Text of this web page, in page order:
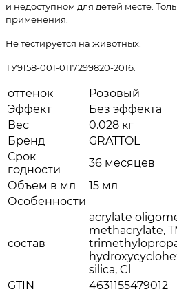
и недоступном для детей месте.
применения.
Не тестируется на животных.
ТУ9158-001-0117299820-2016.
оттенок
Розовый
Эффект
Без эффекта
Вес
0.028 кг
Бренд
GRATTOL
Срок
годности
36 месяцев
Объем в мл
15 мл
Особенности
состав
acrylate
methacrylate,
silica, Cl
GTIN
4631155479012